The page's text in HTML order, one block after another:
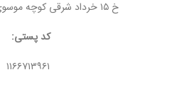
خ ۱۵ خرداد شرقی کوچه موسوی کیانی پلاک ۹۱
کد پستی:
۱۱۶۶۷۱۳۹۶۱